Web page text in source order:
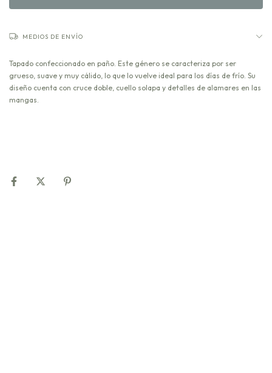
MEDIOS DE ENVÍO
Tapado confeccionado en paño. Este género se caracteriza por ser
grueso, suave y muy cálido, lo que lo vuelve ideal para los días de frío. Su
diseño cuenta con cruce doble, cuello solapa y detalles de alamares en las
mangas.